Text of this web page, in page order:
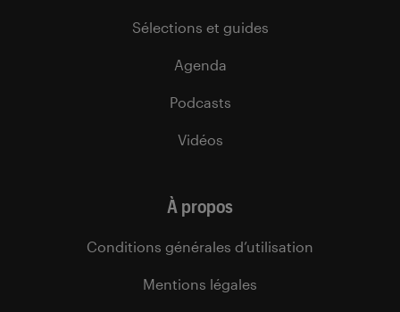
Sélections et guides
Agenda
Podcasts
Vidéos
À propos
Conditions générales d’utilisation
Mentions légales